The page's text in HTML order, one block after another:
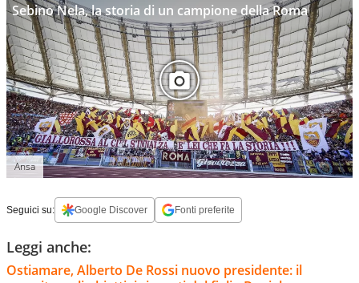
Sebino Nela, la storia di un campione della Roma
Ansa
Seguici su: Google Discover Fonti preferite
Leggi anche:
Ostiamare, Alberto De Rossi nuovo presidente: il